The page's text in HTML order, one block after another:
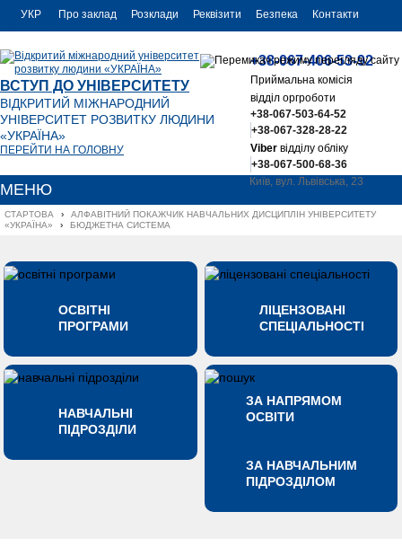
УКР
ENG
Про заклад Розклади Реквізити Безпека Контакти
ВСТУП ДО УНІВЕРСИТЕТУ
ВІДКРИТИЙ МІЖНАРОДНИЙ
УНІВЕРСИТЕТ РОЗВИТКУ ЛЮДИНИ
«УКРАЇНА»
ПЕРЕЙТИ НА ГОЛОВНУ
+38-067-406-53-92
Приймальна комісія
відділ оргроботи
+38-067-503-64-52
+38-067-328-28-22
Viberвідділу обліку
+38-067-500-68-36
Київ, вул. Львівська, 23
МЕНЮ
СТАРТОВА ›
АЛФАВІТНИЙ ПОКАЖЧИК НАВЧАЛЬНИХ ДИСЦИПЛІН УНІВЕРСИТЕТУ
«УКРАЇНА»
› БЮДЖЕТНА СИСТЕМА
ОСВІТНІ
ПРОГРАМИ
ЛІЦЕНЗОВАНІ
СПЕЦІАЛЬНОСТІ
НАВЧАЛЬНІ
ПІДРОЗДІЛИ
ЗА НАПРЯМОМ
ОСВІТИ
ЗА НАВЧАЛЬНИМ
ПІДРОЗДІЛОМ